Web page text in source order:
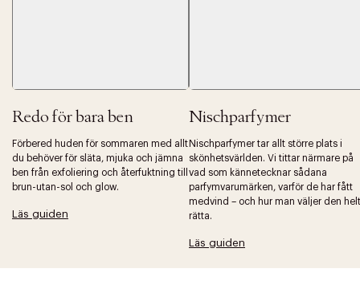
Redo för bara ben
Förbered huden för sommaren med allt
du behöver för släta, mjuka och jämna
ben från exfoliering och återfuktning till
brun-utan-sol och glow.
Läs guiden
Nischparfymer
Nischparfymer tar allt större plats i
skönhetsvärlden. Vi tittar närmare på
vad som kännetecknar sådana
parfymvarumärken, varför de har fått
medvind – och hur man väljer den helt
rätta.
Läs guiden